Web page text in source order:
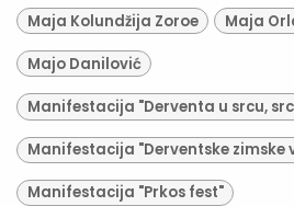
Maja Kolundžija Zoroe Maja
Majo Danilović
Manifestacija "Derventa u srcu,
Manifestacija "Derventske zimske
Manifestacija "Prkos fest"